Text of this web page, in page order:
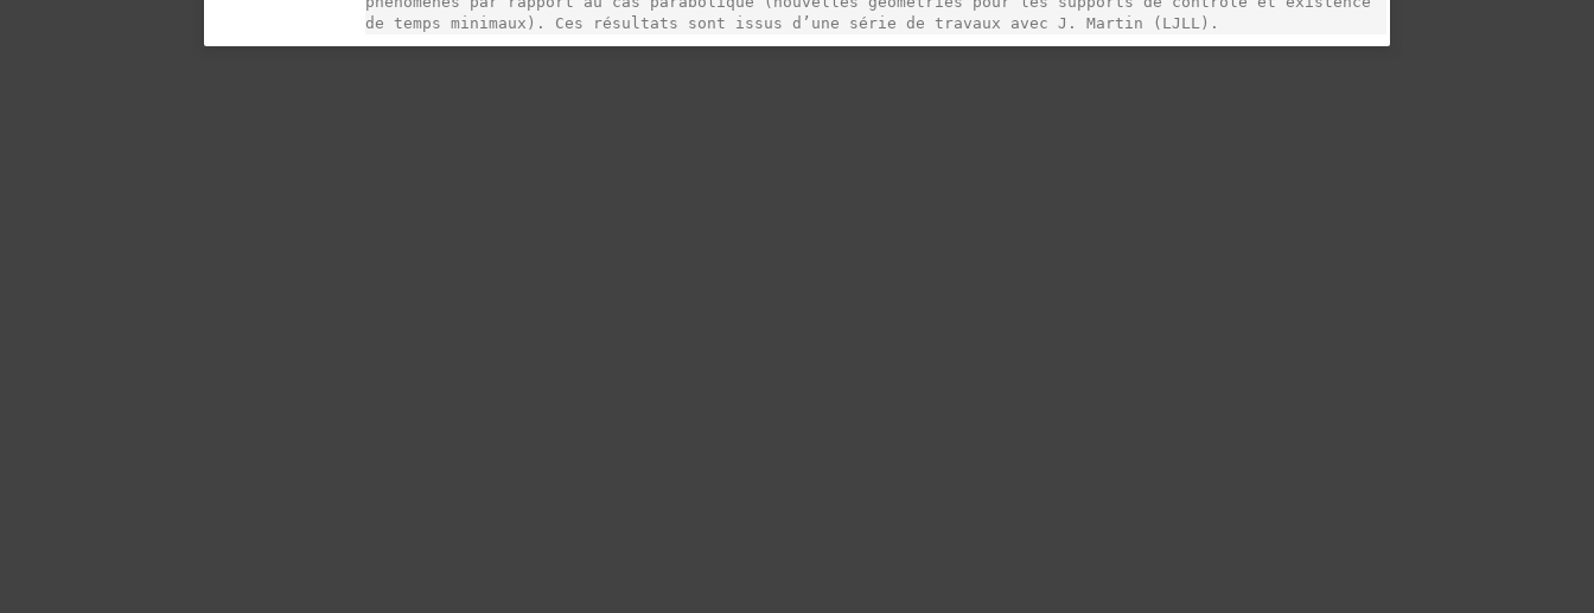
de temps minimaux). Ces résultats sont issus d’une série de travaux avec J. Martin (LJLL).